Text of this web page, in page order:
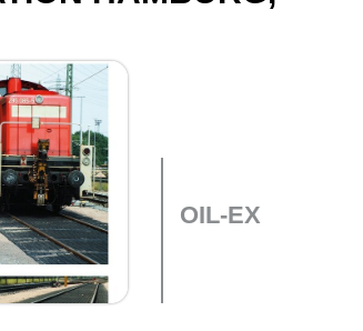
OIL-EX